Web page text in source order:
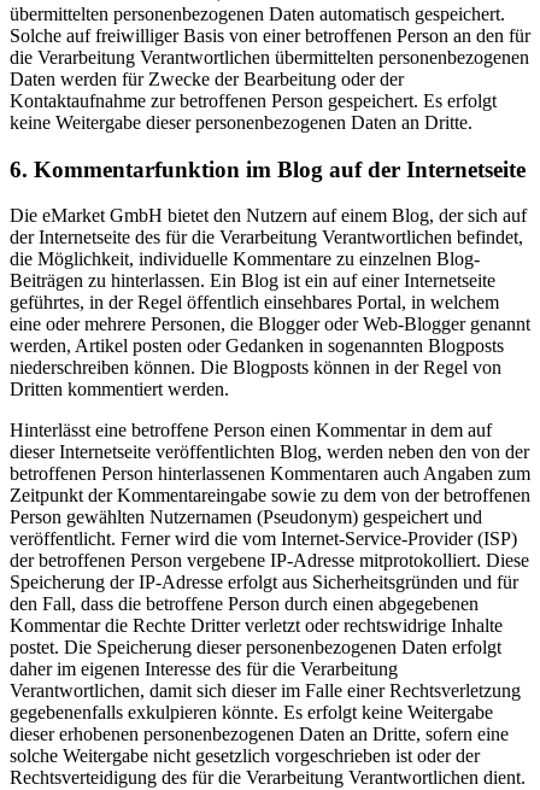
übermittelten personenbezogenen Daten automatisch gespeichert.
Solche auf freiwilliger Basis von einer betroffenen Person an den für
die Verarbeitung Verantwortlichen übermittelten personenbezogenen
Daten werden für Zwecke der Bearbeitung oder der
Kontaktaufnahme zur betroffenen Person gespeichert. Es erfolgt
keine Weitergabe dieser personenbezogenen Daten an Dritte.
6. Kommentarfunktion im Blog auf der Internetseite
Die eMarket GmbH bietet den Nutzern auf einem Blog, der sich auf
der Internetseite des für die Verarbeitung Verantwortlichen befindet,
die Möglichkeit, individuelle Kommentare zu einzelnen Blog-
Beiträgen zu hinterlassen. Ein Blog ist ein auf einer Internetseite
geführtes, in der Regel öffentlich einsehbares Portal, in welchem
eine oder mehrere Personen, die Blogger oder Web-Blogger genannt
werden, Artikel posten oder Gedanken in sogenannten Blogposts
niederschreiben können. Die Blogposts können in der Regel von
Dritten kommentiert werden.
Hinterlässt eine betroffene Person einen Kommentar in dem auf
dieser Internetseite veröffentlichten Blog, werden neben den von der
betroffenen Person hinterlassenen Kommentaren auch Angaben zum
Zeitpunkt der Kommentareingabe sowie zu dem von der betroffenen
Person gewählten Nutzernamen (Pseudonym) gespeichert und
veröffentlicht. Ferner wird die vom Internet-Service-Provider (ISP)
der betroffenen Person vergebene IP-Adresse mitprotokolliert. Diese
Speicherung der IP-Adresse erfolgt aus Sicherheitsgründen und für
den Fall, dass die betroffene Person durch einen abgegebenen
Kommentar die Rechte Dritter verletzt oder rechtswidrige Inhalte
postet. Die Speicherung dieser personenbezogenen Daten erfolgt
daher im eigenen Interesse des für die Verarbeitung
Verantwortlichen, damit sich dieser im Falle einer Rechtsverletzung
gegebenenfalls exkulpieren könnte. Es erfolgt keine Weitergabe
dieser erhobenen personenbezogenen Daten an Dritte, sofern eine
solche Weitergabe nicht gesetzlich vorgeschrieben ist oder der
Rechtsverteidigung des für die Verarbeitung Verantwortlichen dient.